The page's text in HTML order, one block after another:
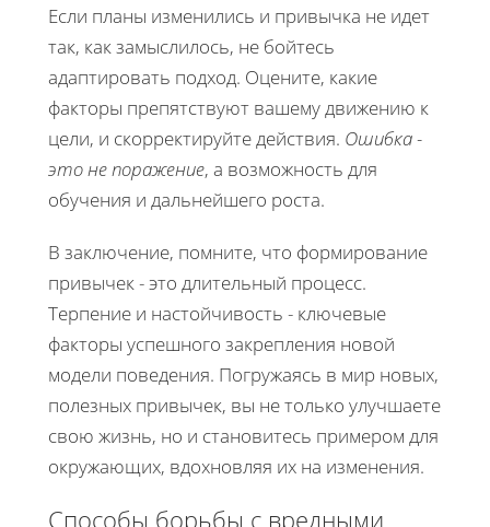
Если планы изменились и привычка не идет
так, как замыслилось, не бойтесь
адаптировать подход. Оцените, какие
факторы препятствуют вашему движению к
цели, и скорректируйте действия. Ошибка -
это не поражение, а возможность для
обучения и дальнейшего роста.
В заключение, помните, что формирование
привычек - это длительный процесс.
Терпение и настойчивость - ключевые
факторы успешного закрепления новой
модели поведения. Погружаясь в мир новых,
полезных привычек, вы не только улучшаете
свою жизнь, но и становитесь примером для
окружающих, вдохновляя их на изменения.
Способы борьбы с вредными